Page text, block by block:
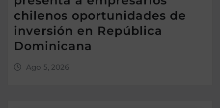
chilenos oportunidades de
inversión en República
Dominicana
Ago 5, 2026